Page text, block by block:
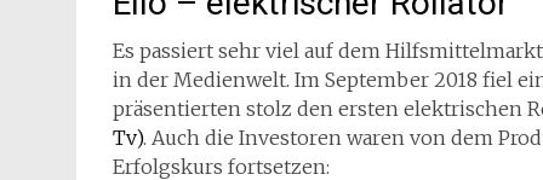
Es passiert sehr viel auf dem
in der Medienwelt. Im September 2018 fiel
präsentierten stolz den ersten elektrischen
Tv). Auch die Investoren waren von dem
Erfolgskurs fortsetzen: